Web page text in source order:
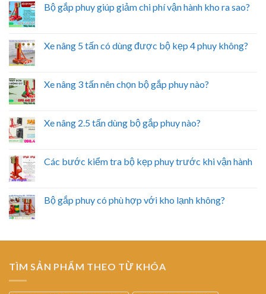
Bộ gắp phuy giúp giảm chi phí vận hành kho ra sao?
Xe nâng 5 tấn có dùng được bộ kẹp 4 phuy không?
Xe nâng 3 tấn nên chọn bộ gắp phuy nào?
Xe nâng 2.5 tấn dùng bộ gắp phuy nào?
Các bước kiểm tra bộ kẹp phuy trước khi vận hành
Bộ gắp phuy có phù hợp với kho lạnh không?
TÌM SẢN PHẨM THEO TỪ KHÓA